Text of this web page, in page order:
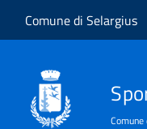
Salta al
Skip to site
Comune di Selargius